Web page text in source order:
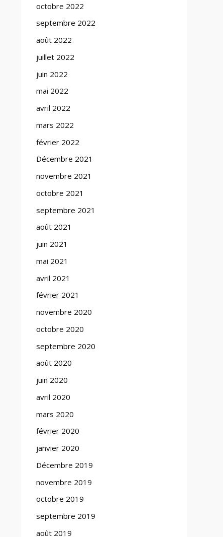
octobre 2022
septembre 2022
août 2022
juillet 2022
juin 2022
mai 2022
avril 2022
mars 2022
février 2022
Décembre 2021
novembre 2021
octobre 2021
septembre 2021
août 2021
juin 2021
mai 2021
avril 2021
février 2021
novembre 2020
octobre 2020
septembre 2020
août 2020
juin 2020
avril 2020
mars 2020
février 2020
janvier 2020
Décembre 2019
novembre 2019
octobre 2019
septembre 2019
août 2019